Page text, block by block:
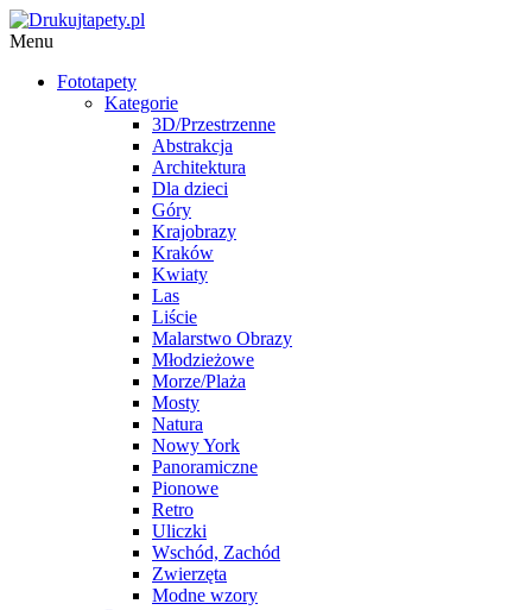
Menu
Fototapety
Kategorie
3D/Przestrzenne
Abstrakcja
Architektura
Dla dzieci
Góry
Krajobrazy
Kraków
Kwiaty
Las
Liście
Malarstwo Obrazy
Młodzieżowe
Morze/Plaża
Mosty
Natura
Nowy York
Panoramiczne
Pionowe
Retro
Uliczki
Wschód, Zachód
Zwierzęta
Modne wzory